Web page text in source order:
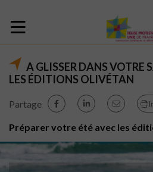
A GLISSER DANS VOTRE
LES ÉDITIONS OLIVÉTAN
Partage
Préparer votre été avec les